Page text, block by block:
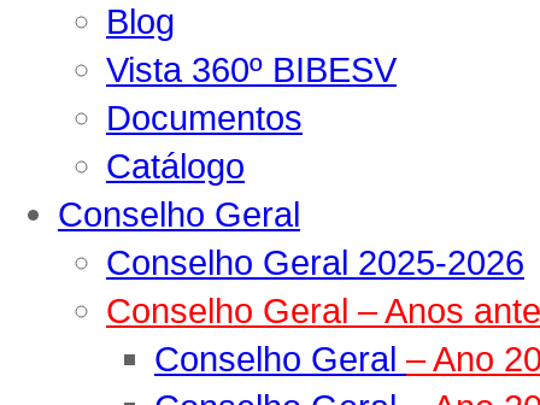
Blog
Vista 360º BIBESV
Documentos
Catálogo
Conselho Geral
Conselho Geral 2025-2026
Conselho Geral – Anos
Conselho Geral – Ano